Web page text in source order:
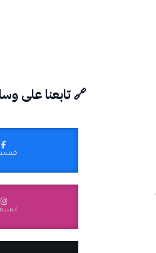
🔗 تابعنا على